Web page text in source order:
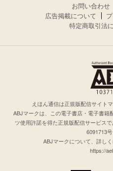
お問い合わせ
広告掲載について
特定商取引法
えほん通信は正規版配信サイト
ABJマークは、この電子書店・電子書籍
ツ使用許諾を得た正規版配信サービス
6091713号
ABJマークについて、詳し
https://